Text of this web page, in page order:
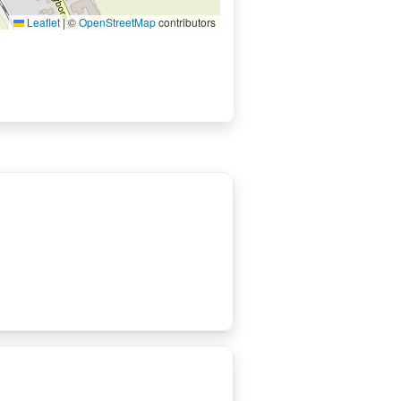
Leaflet|©OpenStreetMapcontributors